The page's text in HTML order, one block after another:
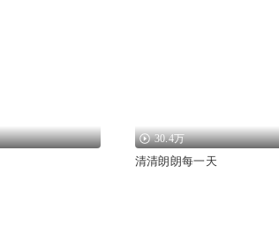
30.4万
清清朗朗每一天